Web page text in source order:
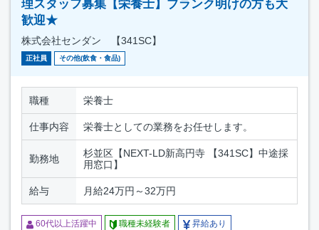
理スタッフ募集【栄養士】ブランク明けの方も大
歓迎★
株式会社センダン 【341SC】
正社員 その他(飲食・食品)
職種 栄養士
仕事内容 栄養士としての業務をお任せします。
勤務地
杉並区【NEXT-LD新高円寺 【341SC】中途採
用窓口】
給与 月給24万円～32万円
60代以上活躍中 職種未経験者 昇給あり